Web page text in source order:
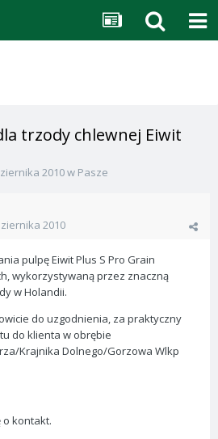
trzody chlewnej Eiwit
2010w Pasze
2010
pulpę Eiwit Plus S Pro Grain
wykorzystywaną przez znaczną
w Holandii.
do uzgodnienia, za praktyczny
do klienta w obrębie
Krajnika Dolnego/Gorzowa Wlkp
kontakt.